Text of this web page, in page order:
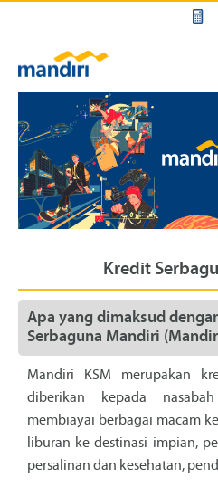
Kredit
Apa yang dimaksud
Serbaguna Mandiri
Mandiri KSM merupakan
diberikan kepada
membiayai berbagai macam
liburan ke destinasi impian,
persalinan dan kesehatan,